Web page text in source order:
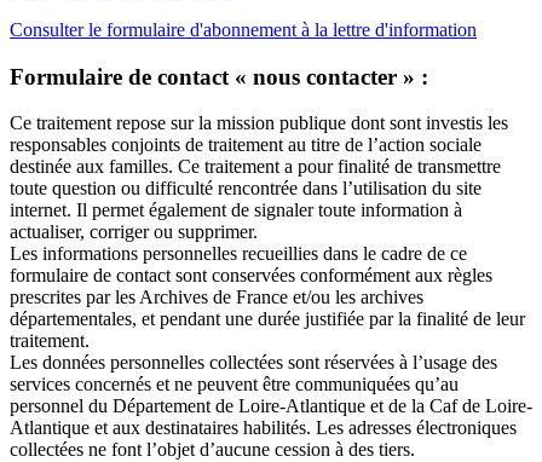
Consulter le formulaire d'abonnement à la lettre d'information
Formulaire de contact « nous contacter » :
Ce traitement repose sur la mission publique dont sont investis les
responsables conjoints de traitement au titre de l’action sociale
destinée aux familles. Ce traitement a pour finalité de transmettre
toute question ou difficulté rencontrée dans l’utilisation du site
internet. Il permet également de signaler toute information à
actualiser, corriger ou supprimer.
Les informations personnelles recueillies dans le cadre de ce
formulaire de contact sont conservées conformément aux règles
prescrites par les Archives de France et/ou les archives
départementales, et pendant une durée justifiée par la finalité de leur
traitement.
Les données personnelles collectées sont réservées à l’usage des
services concernés et ne peuvent être communiquées qu’au
personnel du Département de Loire-Atlantique et de la Caf de Loire-
Atlantique et aux destinataires habilités. Les adresses électroniques
collectées ne font l’objet d’aucune cession à des tiers.